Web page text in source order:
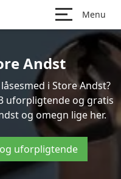
Menu
Andst
i Store Andst?
uforpligtende og gratis
og omegn lige her.
uforpligtende